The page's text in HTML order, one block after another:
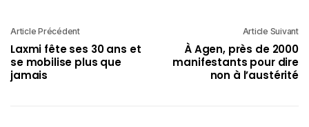
Article Précédent
Laxmi fête ses 30 ans et
se mobilise plus que
jamais
Article Suivant
À Agen, près de 2000
manifestants pour dire
non à l’austérité